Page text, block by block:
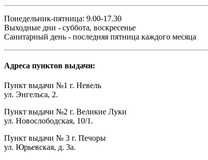
Понедельник-пятница: 9.00-17.30
Выходные дни - суббота, воскресенье
Санитарный день - последняя пятница каждого месяца
Адреса пунктов выдачи:
Пункт выдачи №1 г. Невель
ул. Энгельса, 2.
Пункт выдачи №2 г. Великие Луки
ул. Новослободская, 10/1.
Пункт выдачи № 3 г. Печоры
ул. Юрьевская, д. 3а.